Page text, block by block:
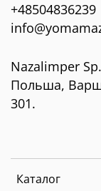
Каталог
+48504836239
Nazalimper
Польша,
301.